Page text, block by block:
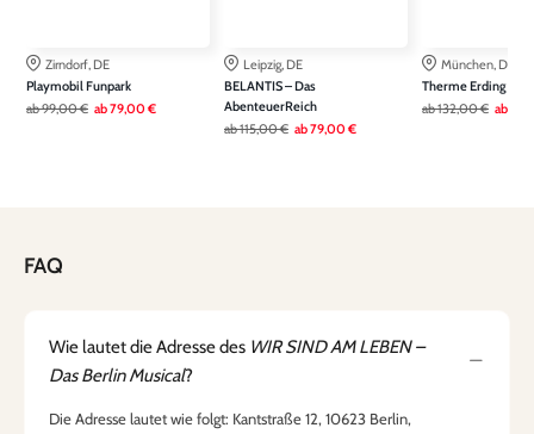
Zirndorf, DE
Playmobil Funpark
ab99,00 € ab79,00 €
Leipzig, DE
BELANTIS – Das
AbenteuerReich
ab115,00 € ab79,00 €
München, DE
Therme Erding
ab132,00 € ab
FAQ
Wie lautet die Adresse des WIR SIND AM LEBEN –
Das Berlin Musical?
Die Adresse lautet wie folgt: Kantstraße 12, 10623 Berlin,